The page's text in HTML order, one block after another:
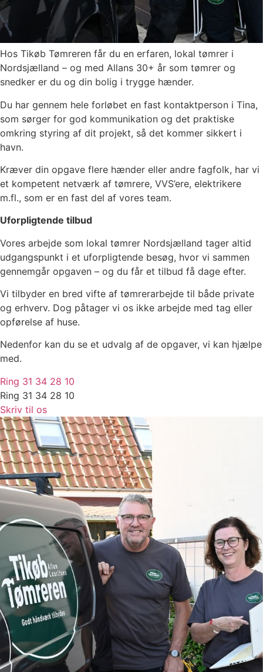
Hos Tikøb Tømreren får du en erfaren, lokal tømrer i
Nordsjælland – og med Allans 30+ år som tømrer og
snedker er du og din bolig i trygge hænder.
Du har gennem hele forløbet en fast kontaktperson i Tina,
som sørger for god kommunikation og det praktiske
omkring styring af dit projekt, så det kommer sikkert i
havn.
Kræver din opgave flere hænder eller andre fagfolk, har vi
et kompetent netværk af tømrere, VVS’ere, elektrikere
m.fl., som er en fast del af vores team.
Uforpligtende tilbud
Vores arbejde som lokal tømrer Nordsjælland tager altid
udgangspunkt i et uforpligtende besøg, hvor vi sammen
gennemgår opgaven – og du får et tilbud få dage efter.
Vi tilbyder en bred vifte af tømrerarbejde til både private
og erhverv. Dog påtager vi os ikke arbejde med tag eller
opførelse af huse.
Nedenfor kan du se et udvalg af de opgaver, vi kan hjælpe
med.
Ring 31 34 28 10
Ring 31 34 28 10
Skriv til os